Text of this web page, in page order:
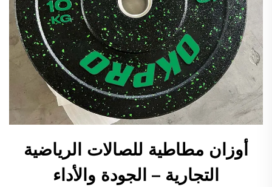
أوزان مطاطية للصالات الرياضية
التجارية – الجودة والأداء